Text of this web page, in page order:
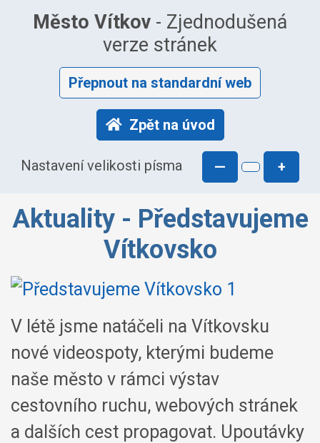
Město Vítkov - Zjednodušená
verze stránek
Přepnout na standardní web
Zpět na úvod
Nastavení velikosti písma — +
Aktuality - Představujeme
Vítkovsko
V létě jsme natáčeli na Vítkovsku
nové videospoty, kterými budeme
naše město v rámci výstav
cestovního ruchu, webových stránek
a dalších cest propagovat. Upoutávky